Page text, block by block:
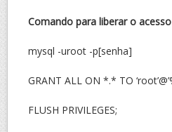
Comando para liberar o
mysql -uroot -p[senha]
GRANT ALL ON *.* TO
FLUSH PRIVILEGES;